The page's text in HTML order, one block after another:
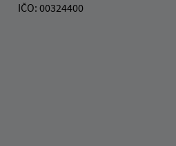
IČO: 00324400